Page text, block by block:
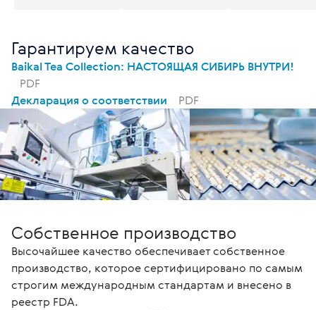
Гарантируем качество
Baikal Tea Collection: НАСТОЯЩАЯ СИБИРЬ ВНУТРИ!
PDF
Декларация о соответствии
PDF
Собственное производство
Высочайшее качество обеспечивает собственное
производство, которое сертифицировано по самым
строгим международным стандартам и внесено в
реестр FDA.